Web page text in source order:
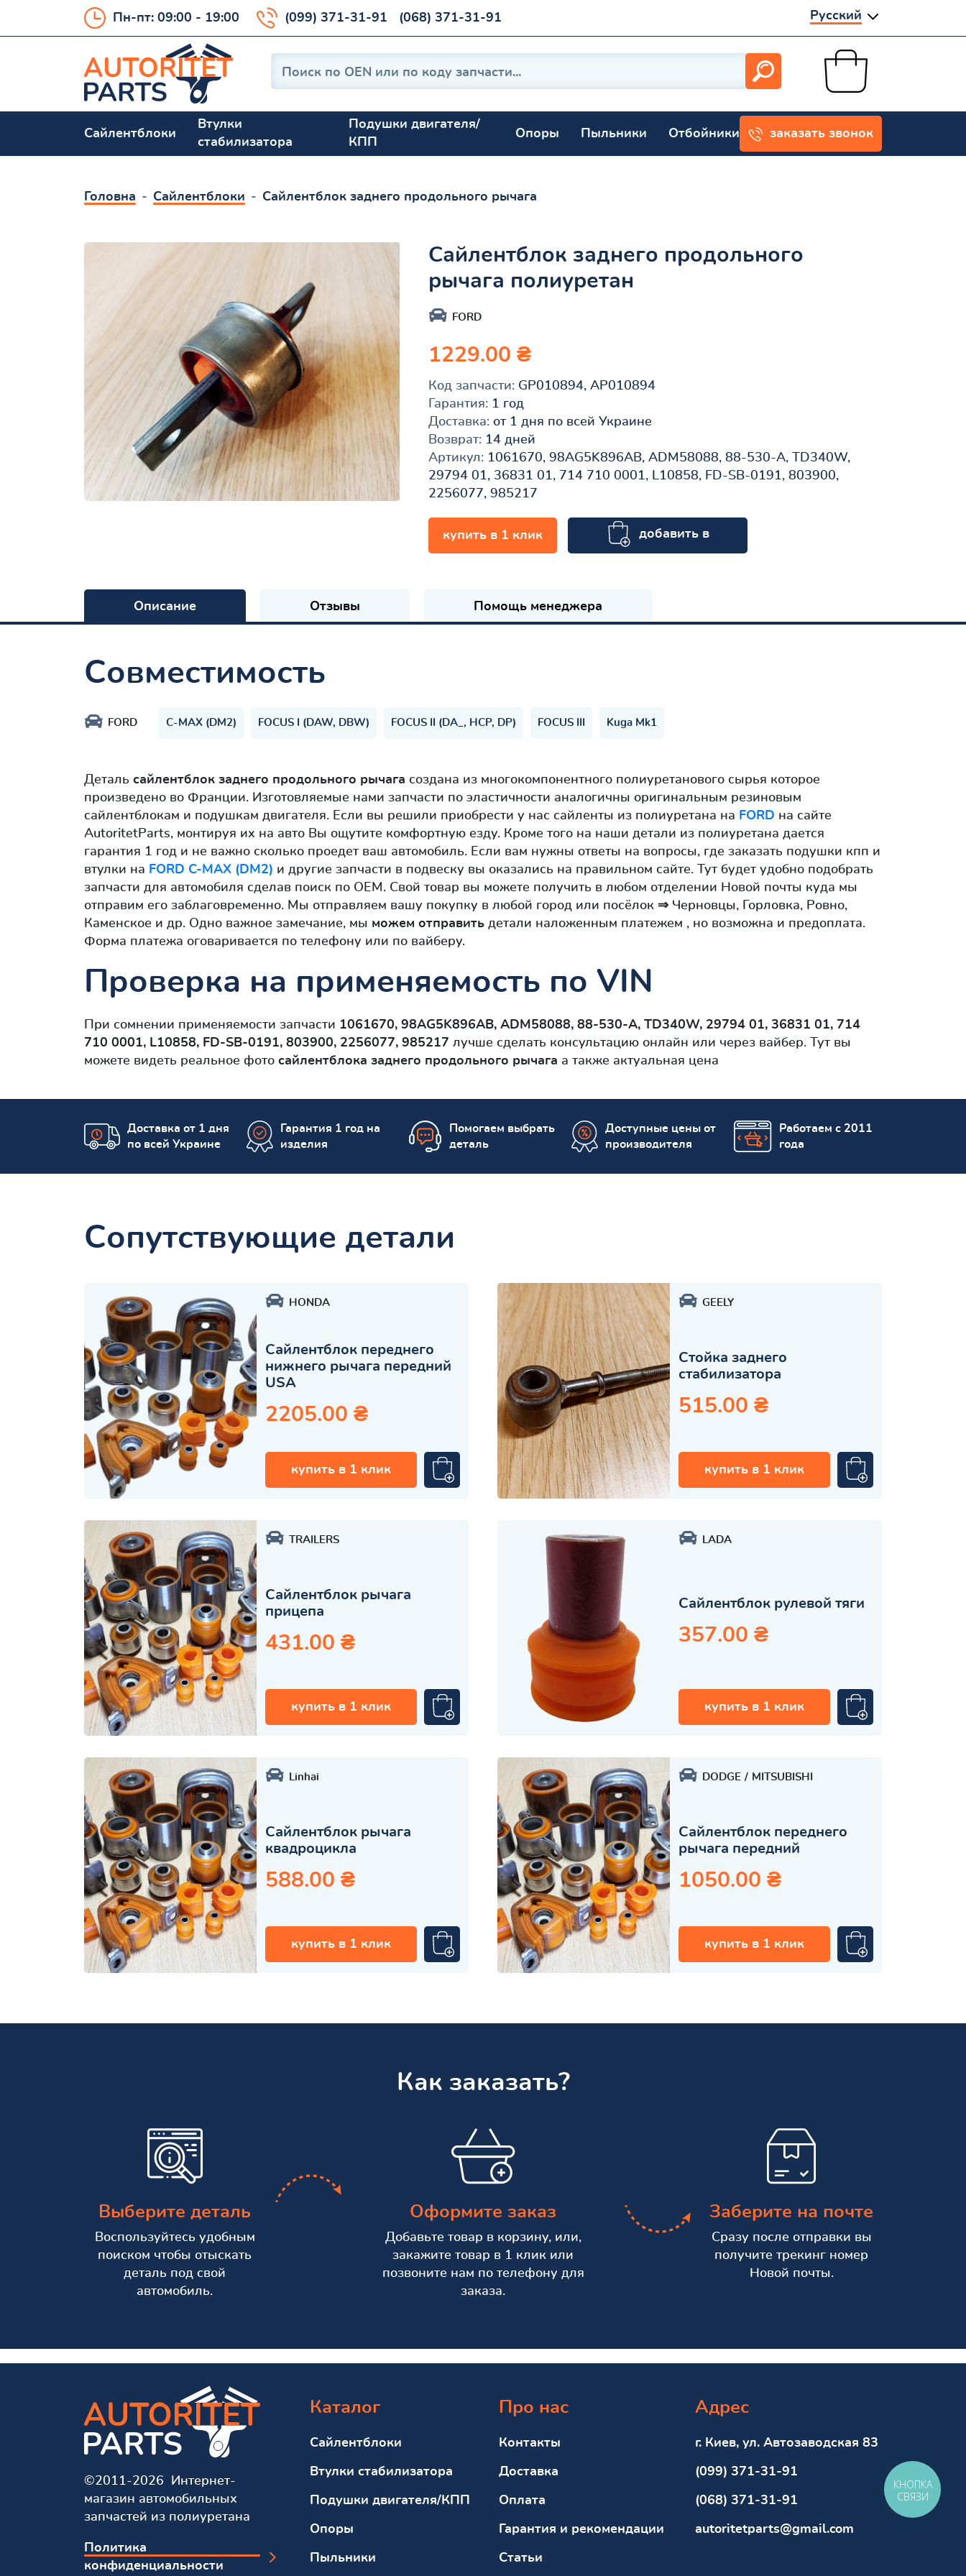
Пн-пт: 09:00 - 19:00 (099) 371-31-91 (068) 371-31-91 Русский
Сайлентблоки
Втулки
стабилизатора
Подушки двигателя/
КПП
Опоры Пыльники Отбойники заказать звонок
Головна Сайлентблоки Сайлентблок заднего продольного рычага
Сайлентблок заднего продольного
рычага полиуретан
FORD
1229.00 ₴
Код запчасти: GP010894, AP010894
Гарантия: 1 год
Доставка: от 1 дня по всей Украине
Возврат: 14 дней
Артикул: 1061670, 98AG5K896AB, ADM58088, 88-530-A, TD340W,
29794 01, 36831 01, 714 710 0001, L10858, FD-SB-0191, 803900,
2256077, 985217
купить в 1 клик
добавить в
корзину
Описание Отзывы Помощь менеджера
Совместимость
FORD C-MAX (DM2) FOCUS I (DAW, DBW) FOCUS II (DA_, HCP, DP) FOCUS III Kuga Mk1
Деталь сайлентблок заднего продольного рычага создана из многокомпонентного полиуретанового сырья которое
произведено во Франции. Изготовляемые нами запчасти по эластичности аналогичны оригинальным резиновым
сайлентблокам и подушкам двигателя. Если вы решили приобрести у нас сайленты из полиуретана на FORD на сайте
AutoritetParts, монтируя их на авто Вы ощутите комфортную езду. Кроме того на наши детали из полиуретана дается
гарантия 1 год и не важно сколько проедет ваш автомобиль. Если вам нужны ответы на вопросы, где заказать подушки кпп и
втулки на FORD C-MAX (DM2) и другие запчасти в подвеску вы оказались на правильном сайте. Тут будет удобно подобрать
запчасти для автомобиля сделав поиск по OEM. Свой товар вы можете получить в любом отделении Новой почты куда мы
отправим его заблаговременно. Мы отправляем вашу покупку в любой город или посёлок ⇒ Черновцы, Горловка, Ровно,
Каменское и др. Одно важное замечание, мы можем отправить детали наложенным платежем , но возможна и предоплата.
Форма платежа оговаривается по телефону или по вайберу.
Проверка на применяемость по VIN
При сомнении применяемости запчасти 1061670, 98AG5K896AB, ADM58088, 88-530-A, TD340W, 29794 01, 36831 01, 714
710 0001, L10858, FD-SB-0191, 803900, 2256077, 985217 лучше сделать консультацию онлайн или через вайбер. Тут вы
можете видеть реальное фото сайлентблокa заднего продольного рычага а также актуальная цена
Доставка от 1 дня
по всей Украине
Гарантия 1 год на
изделия
Помогаем выбрать
деталь
Доступные цены от
производителя
Работаем с 2011
года
Сопутствующие детали
HONDA
Сайлентблок переднего
нижнего рычага передний
USA
2205.00 ₴
купить в 1 клик
GEELY
Стойка заднего
стабилизатора
515.00 ₴
купить в 1 клик
TRAILERS
Сайлентблок рычага
прицепа
431.00 ₴
купить в 1 клик
LADA
Сайлентблок рулевой тяги
357.00 ₴
купить в 1 клик
Linhai
Сайлентблок рычага
квадроцикла
588.00 ₴
купить в 1 клик
DODGE MITSUBISHI
Сайлентблок переднего
рычага передний
1050.00 ₴
купить в 1 клик
Как заказать?
Выберите деталь
Воспользуйтесь удобным
поиском чтобы отыскать
деталь под свой
автомобиль.
Оформите заказ
Добавьте товар в корзину, или,
закажите товар в 1 клик или
позвоните нам по телефону для
заказа.
Заберите на почте
Сразу после отправки вы
получите трекинг номер
Новой почты.
©2011-2026 Интернет-
магазин автомобильных
запчастей из полиуретана
Политика
конфиденциальности
Каталог
Сайлентблоки
Втулки стабилизатора
Подушки двигателя/КПП
Опоры
Пыльники
Про нас
Контакты
Доставка
Оплата
Гарантия и рекомендации
Статьи
Адрес
г. Киев, ул. Автозаводская 83
(099) 371-31-91
(068) 371-31-91
autoritetparts@gmail.com
КНОПКА
СВЯЗИ